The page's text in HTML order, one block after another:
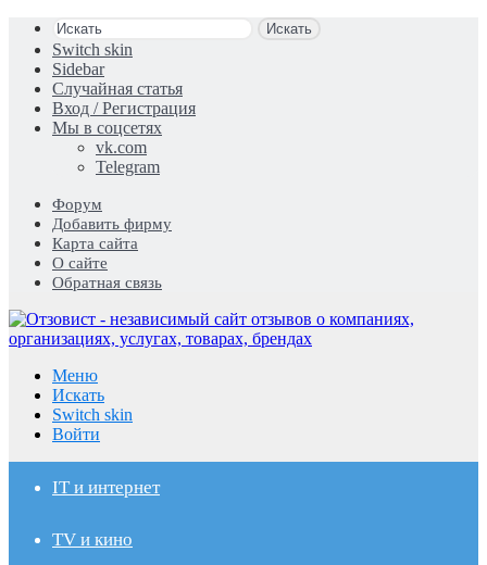
Искать
Switch skin
Sidebar
Случайная статья
Вход / Регистрация
Мы в соцсетях
vk.com
Telegram
Форум
Добавить фирму
Карта сайта
О сайте
Обратная связь
Меню
Искать
Switch skin
Войти
IT и интернет
TV и кино